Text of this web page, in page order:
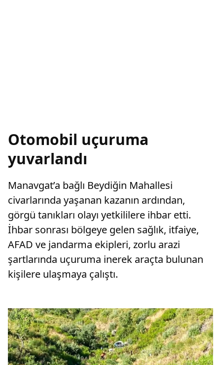
Otomobil uçuruma
yuvarlandı
Manavgat’a bağlı Beydiğin Mahallesi
civarlarında yaşanan kazanın ardından,
görgü tanıkları olayı yetkililere ihbar etti.
İhbar sonrası bölgeye gelen sağlık, itfaiye,
AFAD ve jandarma ekipleri, zorlu arazi
şartlarında uçuruma inerek araçta bulunan
kişilere ulaşmaya çalıştı.